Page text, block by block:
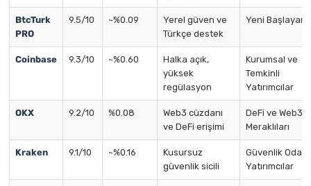
BtcTurk
PRO
9.5/10 ~%0.09
Yerel güven ve
Türkçe destek
Yeni
Coinbase 9.3/10 ~%0.60
Halka açık,
yüksek
regülasyon
Kurumsal ve
Temkinli
Yatırımcılar
OKX 9.2/10 %0.08
Web3 cüzdanı
ve DeFi erişimi
DeFi ve Web3
Meraklıları
Kraken 9.1/10 ~%0.16
Kusursuz
güvenlik sicili
Güvenlik Odaklı
Yatırımcılar